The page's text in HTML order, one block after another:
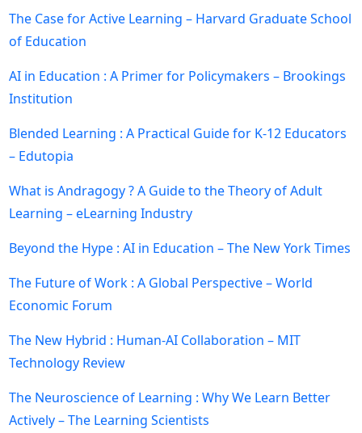
The Case for Active Learning – Harvard Graduate School
of Education
AI in Education : A Primer for Policymakers – Brookings
Institution
Blended Learning : A Practical Guide for K-12 Educators
– Edutopia
What is Andragogy ? A Guide to the Theory of Adult
Learning – eLearning Industry
Beyond the Hype : AI in Education – The New York Times
The Future of Work : A Global Perspective – World
Economic Forum
The New Hybrid : Human-AI Collaboration – MIT
Technology Review
The Neuroscience of Learning : Why We Learn Better
Actively – The Learning Scientists